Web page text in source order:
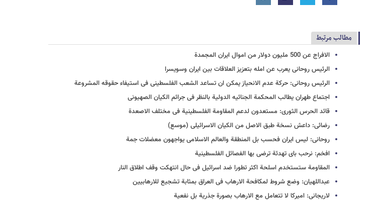
مطالب مرتبط
الافراج عن 500 ملیون دولار من اموال ایران المجمدة
الرئیس روحانی یعرب عن امله بتعزیز العلاقات بین ایران وسویسرا
الرئیس روحانی: حرکة عدم الانحیاز یمکن ان تساعد الشعب الفلسطینی فی استیفاء حقوقه المشروعة
اجتماع طهران یطالب المحکمة الجنائیه الدولیة بالنظر فی جرائم الکیان الصهیونی
قائد الحرس الثوری: مستعدون لدعم المقاومة الفلسطینیة فی مختلف الاصعدة
رضائی: داعش نسخة طبق الاصل من الکیان الاسرائیلی (موسع)
روحانی: لیس ایران فحسب بل المنطقة والعالم الاسلامی یواجهون معضلات جمة
افخم: نرحب بای تهدئة ترضی بها الفصائل الفلسطینیة
المقاومة ستستخدم اسلحة اکثر تطورا ضد اسرائیل فی حال انتهکت وقف اطلاق النار
عبداللهیان: وضع شروط لمکافحة الارهاب فی العراق بمثابة تشجیع للارهابیین
لاریجانی: امیرکا لا تتعامل مع الارهاب بصورة جذریة بل نفعیة